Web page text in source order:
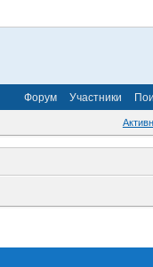
Форум Участники